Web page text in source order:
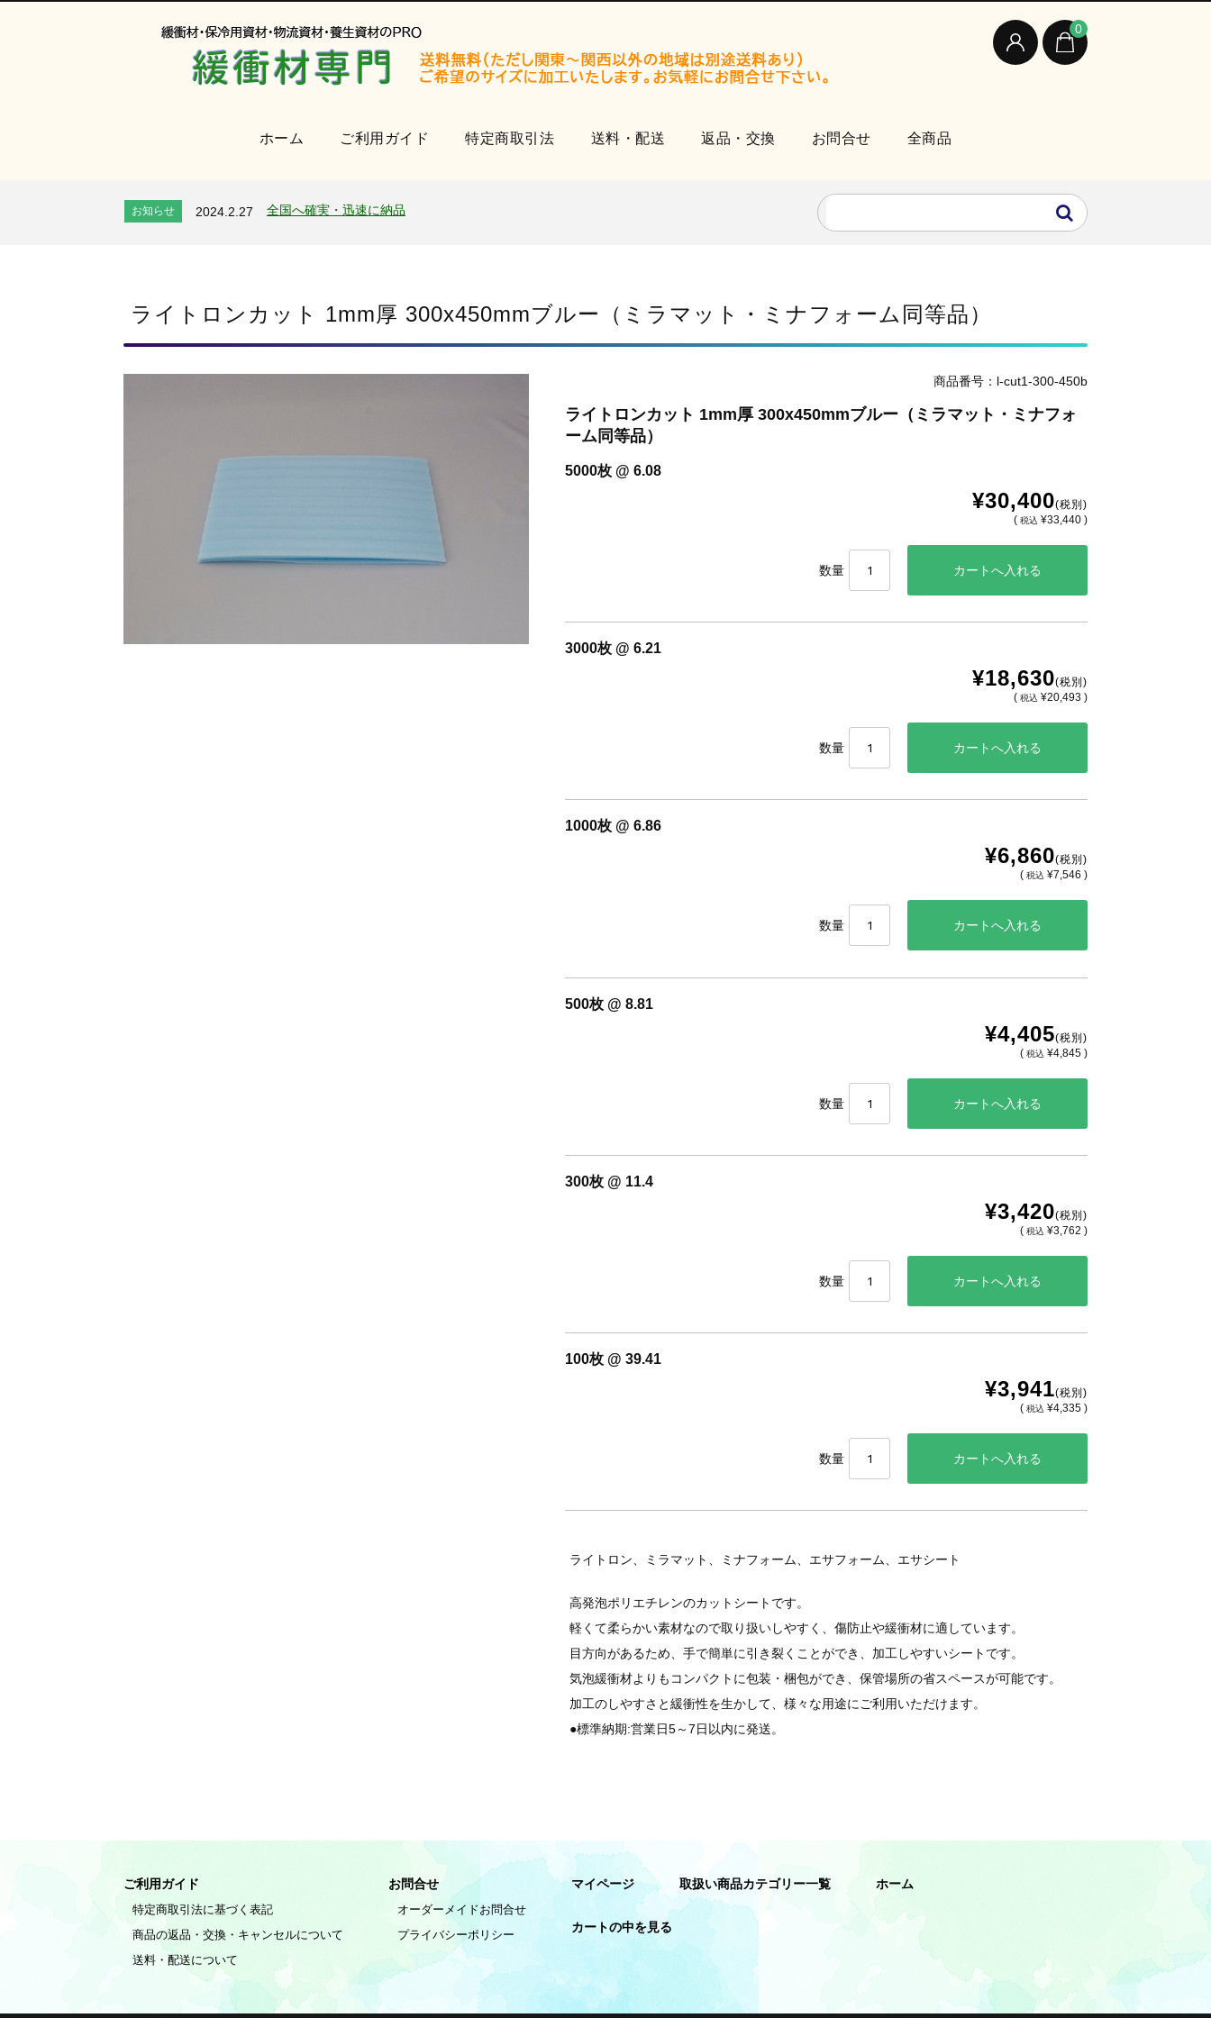
0
ホーム ご利用ガイド 特定商取引法 送料・配送 返品・交換 お問合せ 全商品
2024.2.27 オンラインショップを開設いたしました。
年末年始休業のお知らせ
お知らせ 2024.2.27 オンラインショップを開設いたしました。
お知らせ 2024.2.27 全国へ確実・迅速に納品
ライトロンカット 1mm厚 300x450mmブルー（ミラマット・ミナフォーム同等品）
商品番号：l-cut1-300-450b
ライトロンカット 1mm厚 300x450mmブルー（ミラマット・ミナフォ
ーム同等品）
5000枚 @ 6.08
¥30,400(税別)
( 税込 ¥33,440 )
数量
3000枚 @ 6.21
¥18,630(税別)
( 税込 ¥20,493 )
数量
1000枚 @ 6.86
¥6,860(税別)
( 税込 ¥7,546 )
数量
500枚 @ 8.81
¥4,405(税別)
( 税込 ¥4,845 )
数量
300枚 @ 11.4
¥3,420(税別)
( 税込 ¥3,762 )
数量
100枚 @ 39.41
¥3,941(税別)
( 税込 ¥4,335 )
数量
ライトロン、ミラマット、ミナフォーム、エサフォーム、エサシート
高発泡ポリエチレンのカットシートです。
軽くて柔らかい素材なので取り扱いしやすく、傷防止や緩衝材に適しています。
目方向があるため、手で簡単に引き裂くことができ、加工しやすいシートです。
気泡緩衝材よりもコンパクトに包装・梱包ができ、保管場所の省スペースが可能です。
加工のしやすさと緩衝性を生かして、様々な用途にご利用いただけます。
●標準納期:営業日5～7日以内に発送。
ご利用ガイド
特定商取引法に基づく表記
商品の返品・交換・キャンセルについて
送料・配送について
お問合せ
オーダーメイドお問合せ
プライバシーポリシー
マイページ 取扱い商品カテゴリー一覧 ホーム
カートの中を見る